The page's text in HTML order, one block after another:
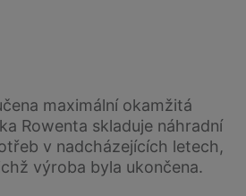
maximální okamžitá
Rowenta skladuje náhradní
v nadcházejících letech,
výroba byla ukončena.